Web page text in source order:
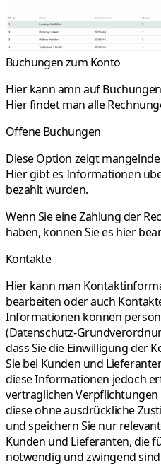
Buchungen zum Konto
Hier kann amn auf
Hier findet man alle
Offene Buchungen
Diese Option zeigt
Hier gibt es Informationen
bezahlt wurden.
Wenn Sie eine Zahlung der
haben, können Sie es hier
Kontakte
Hier kann man
bearbeiten oder auch
Informationen können
(Datenschutz-
dass Sie die Einwilligung der
Sie bei Kunden und
diese Informationen jedoch
vertraglichen
diese ohne ausdrückliche
und speichern Sie nur
Kunden und Lieferanten, die
notwendig und zwingend